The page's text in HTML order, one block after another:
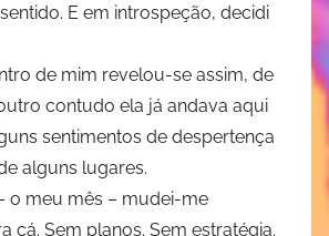
E em introspeção, decidi
de mim revelou-se assim, de
contudo ela já andava aqui
sentimentos de despertença
alguns lugares.
o meu mês – mudei-me
cá. Sem planos. Sem estratégia.